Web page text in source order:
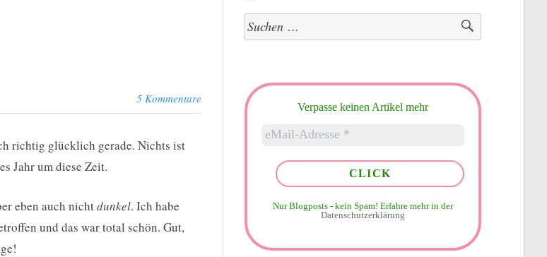
5 Kommentare
richtig glücklich gerade. Nichts ist
Jahr um diese Zeit.
eben auch nichtdunkel. Ich habe
und das war total schön. Gut,
Suchen
nach:
Verpasse keinen Artikel mehr
Nur Blogposts - kein Spam! Erfahre mehr in der
Datenschutzerklärung